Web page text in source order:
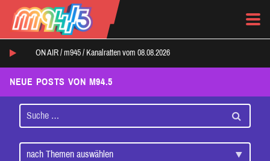
ON AIR / m945 / Kanalratten vom 08.08.2026
NEUE POSTS VON M94.5